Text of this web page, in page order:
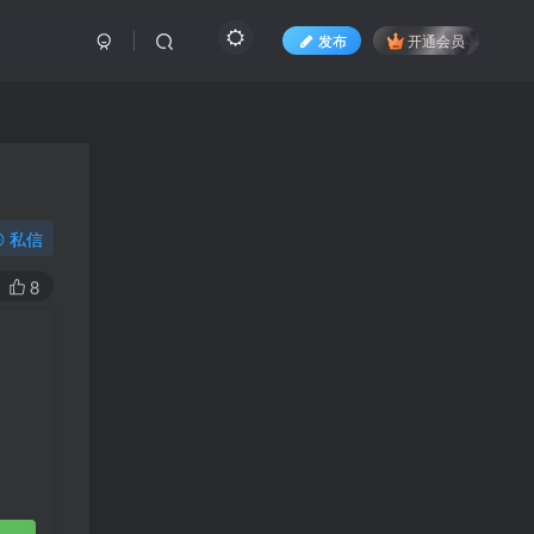
发布 开通会员
私信
8